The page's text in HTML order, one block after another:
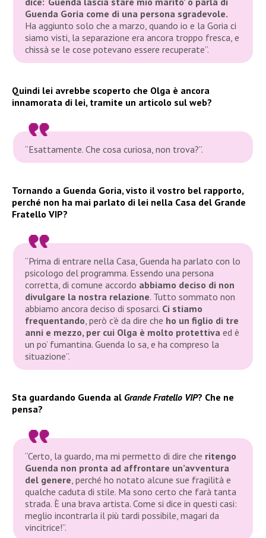
Guenda Goria come di una persona sgradevole.
Ha aggiunto solo che a marzo, quando io e la Goria ci
siamo visti, la separazione era ancora troppo fresca, e
chissà se le cose potevano essere recuperate”.
Quindi lei avrebbe scoperto che Olga è ancora
innamorata di lei, tramite un articolo sul web?
“Esattamente. Che cosa curiosa, non trova?”.
Tornando a Guenda Goria, visto il vostro bel rapporto,
perché non ha mai parlato di lei nella Casa del Grande
Fratello VIP?
“Prima di entrare nella Casa, Guenda ha parlato con lo
psicologo del programma. Essendo una persona
corretta, di comune accordo abbiamo deciso di non
divulgare la nostra relazione. Tutto sommato non
abbiamo ancora deciso di sposarci. Ci stiamo
frequentando, però c’è da dire che ho un figlio di tre
anni e mezzo, per cui Olga è molto protettiva ed è
un po’ fumantina. Guenda lo sa, e ha compreso la
situazione”.
Sta guardando Guenda al Grande Fratello VIP? Che ne
pensa?
“Certo, la guardo, ma mi permetto di dire che ritengo
Guenda non pronta ad affrontare un’avventura
del genere, perché ho notato alcune sue fragilità e
qualche caduta di stile. Ma sono certo che farà tanta
strada. È una brava artista. Come si dice in questi casi:
meglio incontrarla il più tardi possibile, magari da
vincitrice!”.